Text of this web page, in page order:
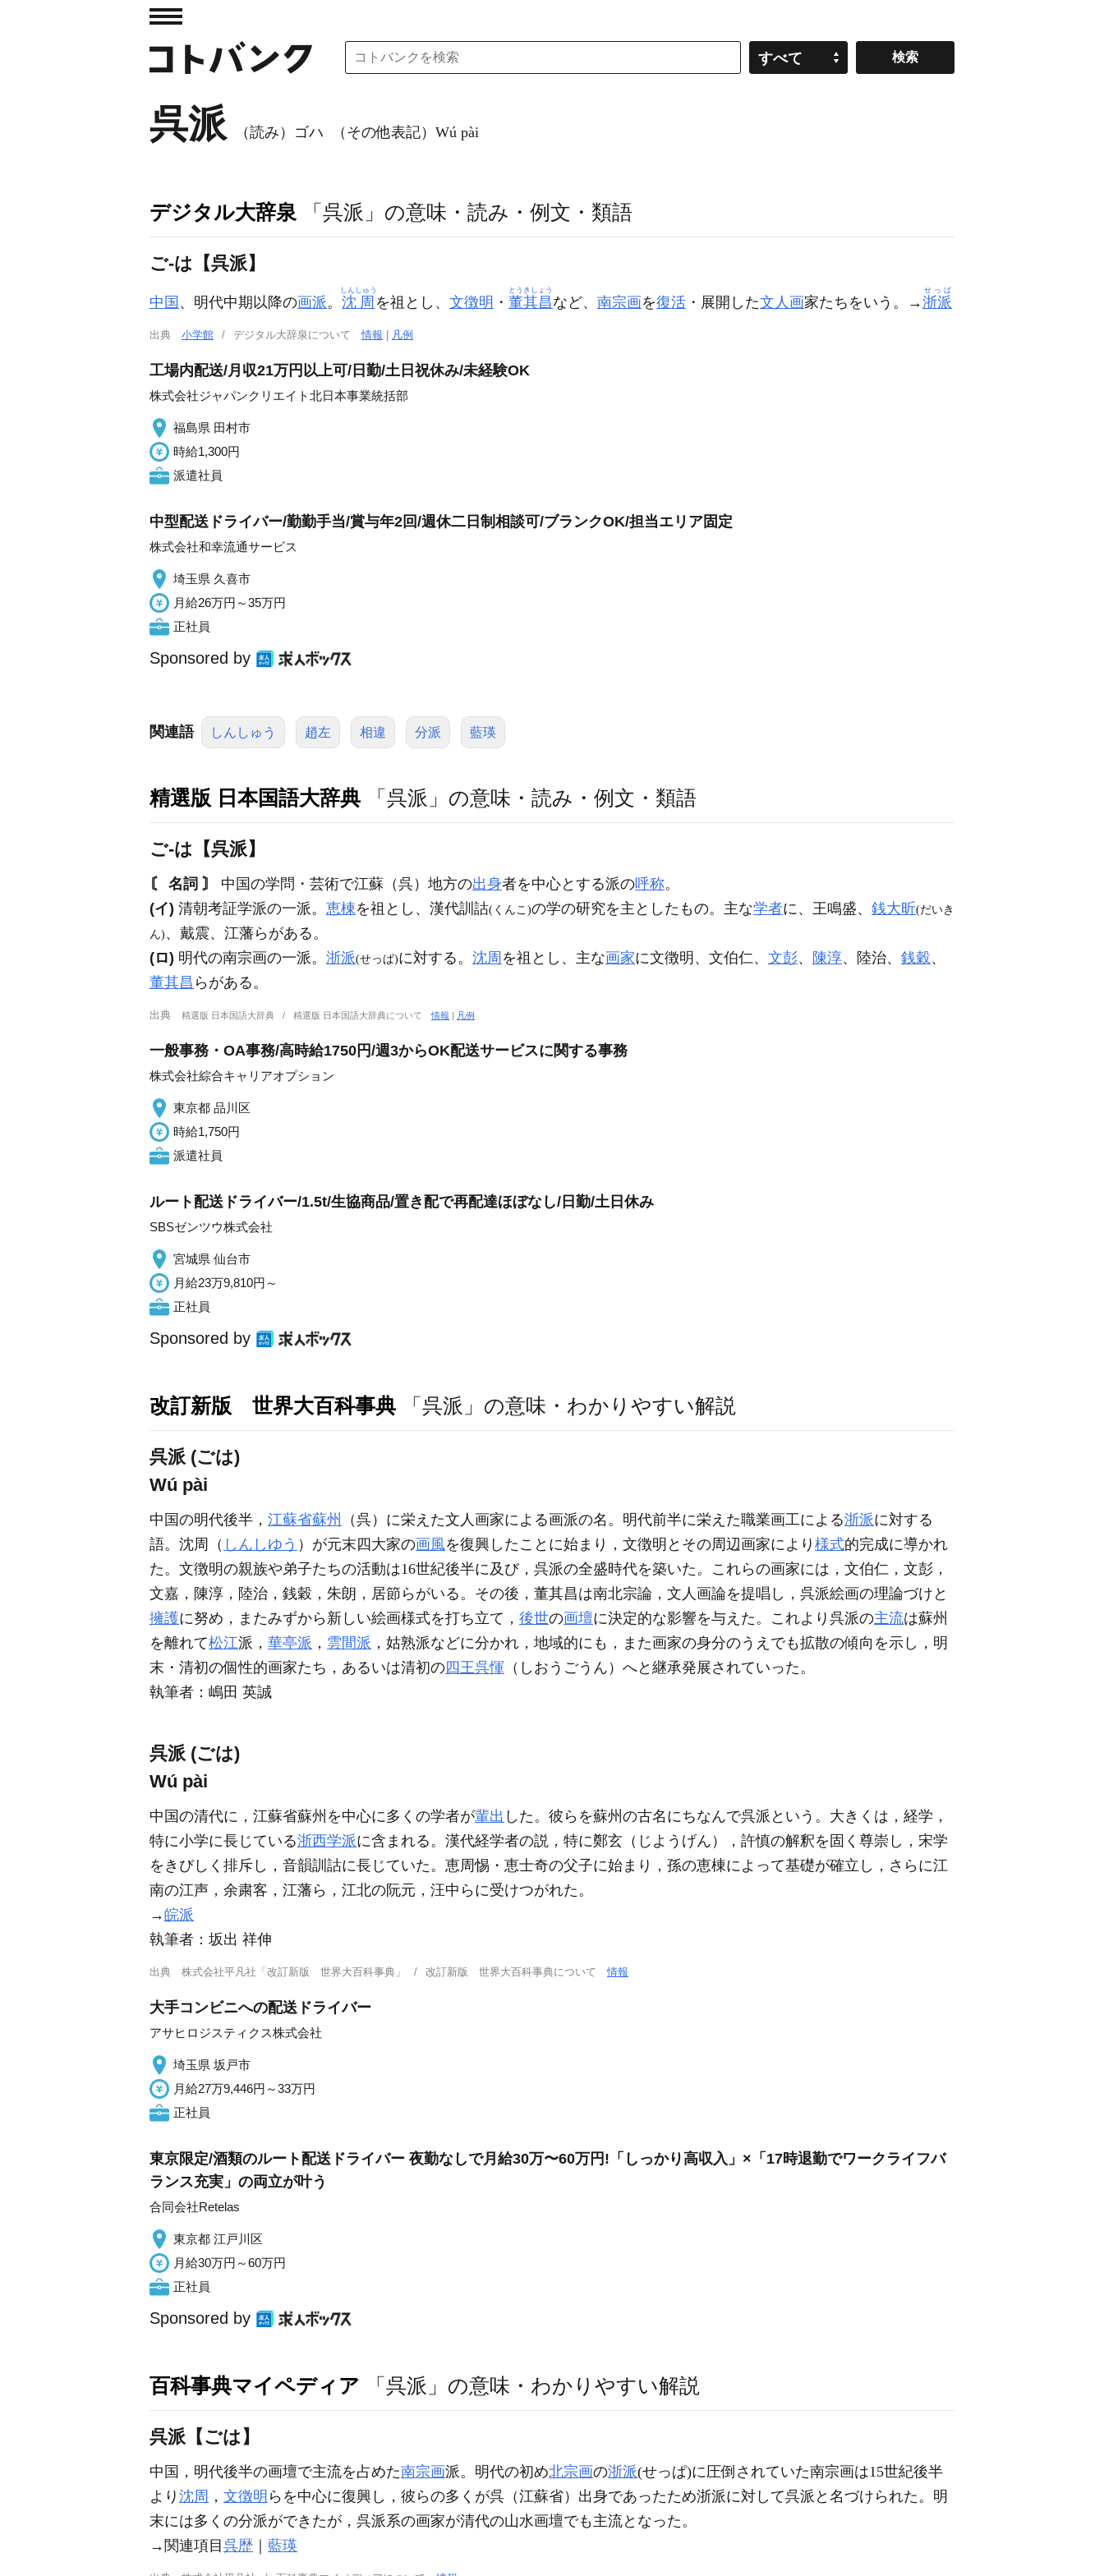
すべて
呉派 （読み）ゴハ （その他表記）Wú pài
デジタル大辞泉 「呉派」の意味・読み・例文・類語
ご‐は【呉派】
中国 、明代中期以降の画派。 沈周
しんしゅう
を祖とし、 文徴明 ・ 董其昌
とうきしょう
など、 南宗画を復活 ・展開した文人画家たちをいう。→浙派
せっぱ
出典 小学館 デジタル大辞泉について情報 凡例
工場内配送/月収21万円以上可/日勤/土日祝休み/未経験OK
株式会社ジャパンクリエイト北日本事業統括部
福島県 田村市
時給1,300円
派遣社員
中型配送ドライバー/勤勤手当/賞与年2回/週休二日制相談可/ブランクOK/担当エリア固定
株式会社和幸流通サービス
埼玉県 久喜市
月給26万円～35万円
正社員
Sponsored by
関連語 しんしゅう 趙左 相違 分派 藍瑛
精選版 日本国語大辞典 「呉派」の意味・読み・例文・類語
ご‐は【呉派】
〘 名詞 〙 中国の学問・芸術で江蘇（呉）地方の出身者を中心とする派の呼称。
(イ) 清朝考証学派の一派。 恵棟を祖とし、漢代訓詁(くんこ)の学の研究を主としたもの。主な学者に、王鳴盛、 銭大昕(だいき
ん)、戴震、江藩らがある。
(ロ) 明代の南宗画の一派。 浙派(せっぱ)に対する。 沈周 を祖とし、主な画家に文徴明、文伯仁、 文彭、 陳淳、陸治、 銭穀、
董其昌 らがある。
出典 精選版 日本国語大辞典 精選版 日本国語大辞典について情報 | 凡例
一般事務・OA事務/高時給1750円/週3からOK配送サービスに関する事務
株式会社綜合キャリアオプション
東京都 品川区
時給1,750円
派遣社員
ルート配送ドライバー/1.5t/生協商品/置き配で再配達ほぼなし/日勤/土日休み
SBSゼンツウ株式会社
宮城県 仙台市
月給23万9,810円～
正社員
Sponsored by
改訂新版 世界大百科事典 「呉派」の意味・わかりやすい解説
呉派 (ごは)
Wú pài
中国の明代後半， 江蘇省蘇州 （呉）に栄えた文人画家による画派の名。明代前半に栄えた職業画工による浙派に対する
語。沈周（ しんしゆう ）が元末四大家の画風を復興したことに始まり，文徴明とその周辺画家により 様式的完成に導かれ
た。文徴明の親族や弟子たちの活動は16世紀後半に及び，呉派の全盛時代を築いた。これらの画家には，文伯仁，文彭，
文嘉，陳淳，陸治，銭穀，朱朗，居節らがいる。その後，董其昌は南北宗論，文人画論を提唱し，呉派絵画の理論づけと
擁護に努め，またみずから新しい絵画様式を打ち立て， 後世の画壇に決定的な影響を与えた。これより呉派の主流は蘇州
を離れて松江派， 華亭派 ， 雲間派 ，姑熟派などに分かれ，地域的にも，また画家の身分のうえでも拡散の傾向を示し，明
末・清初の個性的画家たち，あるいは清初の四王呉惲 （しおうごうん）へと継承発展されていった。
執筆者： 嶋田 英誠
呉派 (ごは)
Wú pài
中国の清代に，江蘇省蘇州を中心に多くの学者が輩出 した。彼らを蘇州の古名にちなんで呉派という。大きくは，経学，
特に小学に長じている浙西学派に含まれる。漢代経学者の説，特に鄭玄（じようげん），許慎の解釈を固く尊崇し，宋学
をきびしく排斥し，音韻訓詁に長じていた。恵周惕・恵士奇の父子に始まり，孫の恵棟によって基礎が確立し，さらに江
南の江声，余粛客，江藩ら，江北の阮元，汪中らに受けつがれた。
→皖派
執筆者： 坂出 祥伸
出典 株式会社平凡社「改訂新版 世界大百科事典」 改訂新版 世界大百科事典について情報
大手コンビニへの配送ドライバー
アサヒロジスティクス株式会社
埼玉県 坂戸市
月給27万9,446円～33万円
正社員
東京限定/酒類のルート配送ドライバー 夜勤なしで月給30万〜60万円!「しっかり高収入」×「17時退勤でワークライフバ
ランス充実」の両立が叶う
合同会社Retelas
東京都 江戸川区
月給30万円～60万円
正社員
Sponsored by
百科事典マイペディア 「呉派」の意味・わかりやすい解説
呉派【ごは】
中国，明代後半の画壇で主流を占めた南宗画派。明代の初め北宗画の浙派(せっぱ)に圧倒されていた南宗画は15世紀後半
より 沈周 ， 文徴明 らを中心に復興し，彼らの多くが呉（江蘇省）出身であったため浙派に対して呉派と名づけられた。明
末には多くの分派ができたが，呉派系の画家が清代の山水画壇でも主流となった。
→関連項目 呉歴 藍瑛